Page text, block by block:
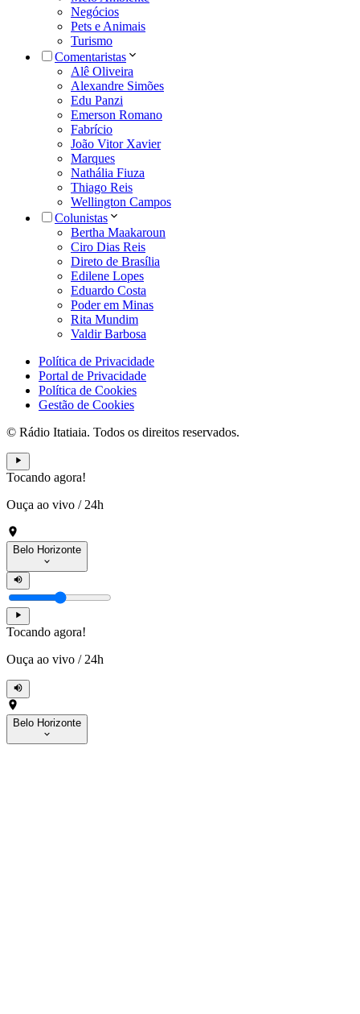
Negócios
Pets e Animais
Turismo
Comentaristas
Alê Oliveira
Alexandre Simões
Edu Panzi
Emerson Romano
Fabrício
João Vitor Xavier
Marques
Nathália Fiuza
Thiago Reis
Wellington Campos
Colunistas
Bertha Maakaroun
Ciro Dias Reis
Direto de Brasília
Edilene Lopes
Eduardo Costa
Poder em Minas
Rita Mundim
Valdir Barbosa
Política de Privacidade
Portal de Privacidade
Política de Cookies
Gestão de Cookies
© Rádio Itatiaia. Todos os direitos reservados.
Tocando agora!
Ouça ao vivo / 24h
Belo Horizonte
Tocando agora!
Ouça ao vivo / 24h
Belo Horizonte